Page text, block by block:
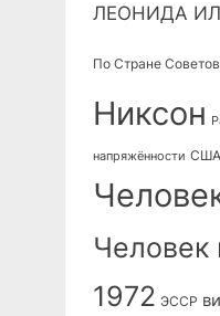
ЛЕОНИДА
По Стране Советов
Никсон
напряжённости США
Человек
1972 ЭССР